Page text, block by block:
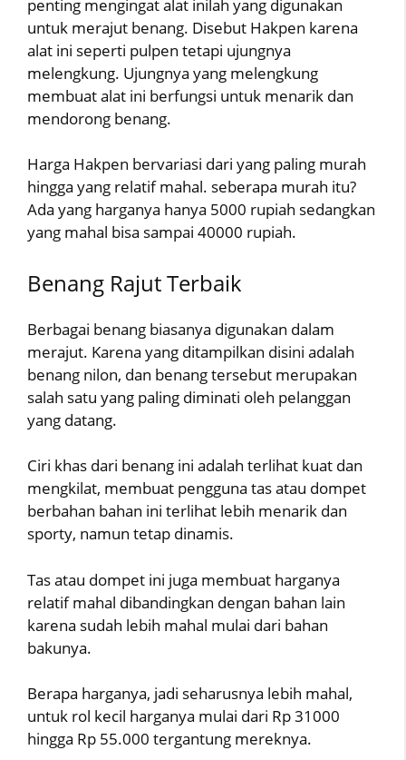
penting mengingat alat inilah yang digunakan
untuk merajut benang. Disebut Hakpen karena
alat ini seperti pulpen tetapi ujungnya
melengkung. Ujungnya yang melengkung
membuat alat ini berfungsi untuk menarik dan
mendorong benang.
Harga Hakpen bervariasi dari yang paling murah
hingga yang relatif mahal. seberapa murah itu?
Ada yang harganya hanya 5000 rupiah sedangkan
yang mahal bisa sampai 40000 rupiah.
Benang Rajut Terbaik
Berbagai benang biasanya digunakan dalam
merajut. Karena yang ditampilkan disini adalah
benang nilon, dan benang tersebut merupakan
salah satu yang paling diminati oleh pelanggan
yang datang.
Ciri khas dari benang ini adalah terlihat kuat dan
mengkilat, membuat pengguna tas atau dompet
berbahan bahan ini terlihat lebih menarik dan
sporty, namun tetap dinamis.
Tas atau dompet ini juga membuat harganya
relatif mahal dibandingkan dengan bahan lain
karena sudah lebih mahal mulai dari bahan
bakunya.
Berapa harganya, jadi seharusnya lebih mahal,
untuk rol kecil harganya mulai dari Rp 31000
hingga Rp 55.000 tergantung mereknya.